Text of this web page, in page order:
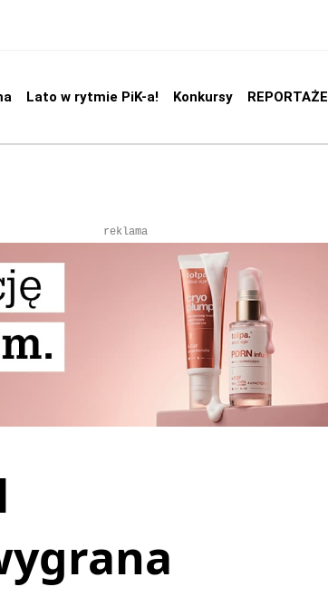
Lato w rytmie PiK-a! Konkursy REPORTAŻE
reklama